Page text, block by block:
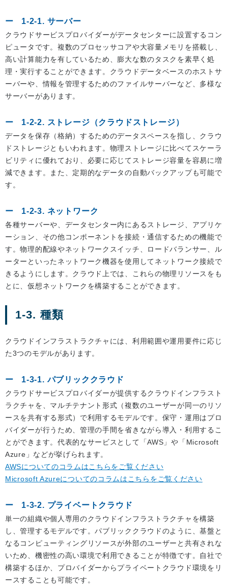
1-2-1. サーバー
クラウドサービスプロバイダーがデータセンターに設置するコン
ピュータです。複数のプロセッサコアや大容量メモリを搭載し、
高い計算能力を有しているため、膨大な数のタスクを素早く処
理・実行することができます。クラウドデータベースのホストサ
ーバーや、情報を管理するためのファイルサーバーなど、多様な
サーバーがあります。
1-2-2. ストレージ（クラウドストレージ）
データを保存（格納）するためのデータスペースを指し、クラウ
ドストレージともいわれます。物理ストレージに比べてスケーラ
ビリティに優れており、必要に応じてストレージ容量を容易に増
減できます。また、定期的なデータの自動バックアップも可能で
す。
1-2-3. ネットワーク
各種サーバーや、データセンター内にあるストレージ、アプリケ
ーション、その他コンポーネントを接続・通信するための機能で
す。物理的配線やネットワークスイッチ、ロードバランサー、ル
ーターといったネットワーク機器を使用してネットワーク接続で
きるようにします。クラウド上では、これらの物理リソースをも
とに、仮想ネットワークを構築することができます。
1-3. 種類
クラウドインフラストラクチャには、利用範囲や運用要件に応じ
た3つのモデルがあります。
1-3-1. パブリッククラウド
クラウドサービスプロバイダーが提供するクラウドインフラスト
ラクチャを、マルチテナント形式（複数のユーザーが同一のリソ
ースを共有する形式）で利用するモデルです。保守・運用はプロ
バイダーが行うため、管理の手間を省きながら導入・利用するこ
とができます。代表的なサービスとして「AWS」や「Microsoft
Azure」などが挙げられます。
AWSについてのコラムはこちらをご覧ください
Microsoft Azureについてのコラムはこちらをご覧ください
1-3-2. プライベートクラウド
単一の組織や個人専用のクラウドインフラストラクチャを構築
し、管理するモデルです。パブリッククラウドのように、基盤と
なるコンピューティングリソースが外部のユーザーと共有されな
いため、機密性の高い環境で利用できることが特徴です。自社で
構築するほか、プロバイダーからプライベートクラウド環境をリ
ースすることも可能です。